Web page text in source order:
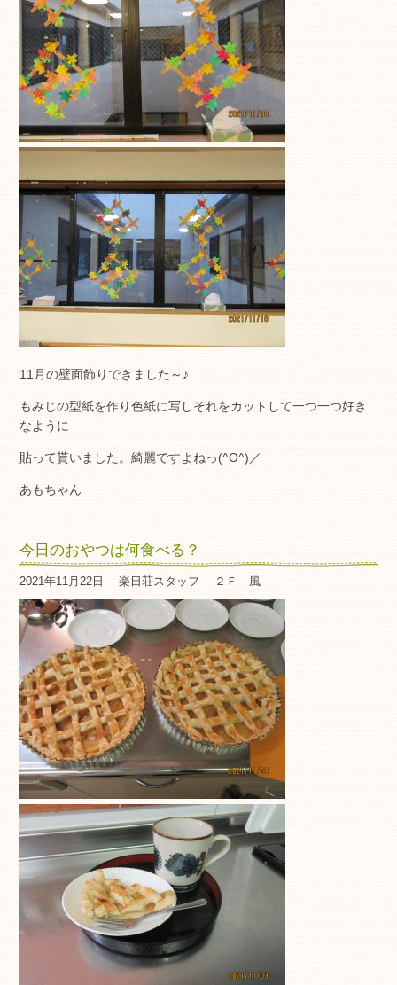
11月の壁面飾りできました～♪
もみじの型紙を作り色紙に写しそれをカットして一つ一つ好き
なように
貼って貰いました。綺麗ですよねっ(^O^)／
あもちゃん
今日のおやつは何食べる？
2021年11月22日 楽日荘スタッフ ２Ｆ 風